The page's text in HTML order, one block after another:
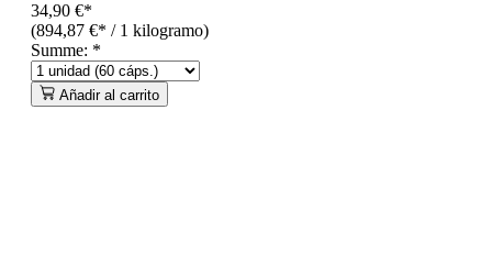
34,90 €*
(894,87 €* / 1 kilogramo)
Summe: *
Añadir al carrito